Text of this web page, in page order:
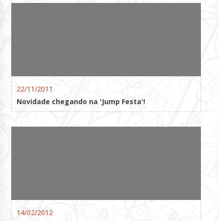
22/11/2011
Novidade chegando na 'Jump Festa'!
14/02/2012